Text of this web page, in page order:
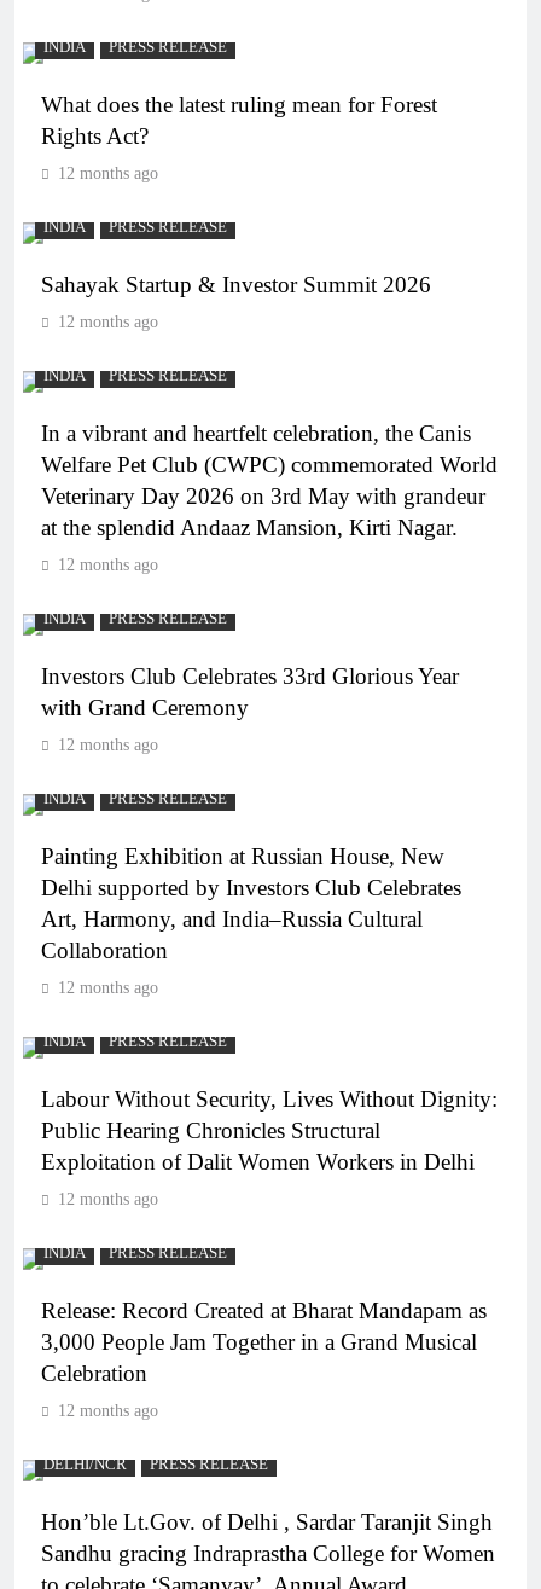
INDIA PRESS RELEASE
What does the latest ruling mean for Forest
Rights Act?
12 months ago
INDIA PRESS RELEASE
Sahayak Startup & Investor Summit 2026
12 months ago
INDIA PRESS RELEASE
In a vibrant and heartfelt celebration, the Canis
Welfare Pet Club (CWPC) commemorated World
Veterinary Day 2026 on 3rd May with grandeur
at the splendid Andaaz Mansion, Kirti Nagar.
12 months ago
INDIA PRESS RELEASE
Investors Club Celebrates 33rd Glorious Year
with Grand Ceremony
12 months ago
INDIA PRESS RELEASE
Painting Exhibition at Russian House, New
Delhi supported by Investors Club Celebrates
Art, Harmony, and India–Russia Cultural
Collaboration
12 months ago
INDIA PRESS RELEASE
Labour Without Security, Lives Without Dignity:
Public Hearing Chronicles Structural
Exploitation of Dalit Women Workers in Delhi
12 months ago
INDIA PRESS RELEASE
Release: Record Created at Bharat Mandapam as
3,000 People Jam Together in a Grand Musical
Celebration
12 months ago
DELHI/NCR PRESS RELEASE
Hon’ble Lt.Gov. of Delhi , Sardar Taranjit Singh
Sandhu gracing Indraprastha College for Women